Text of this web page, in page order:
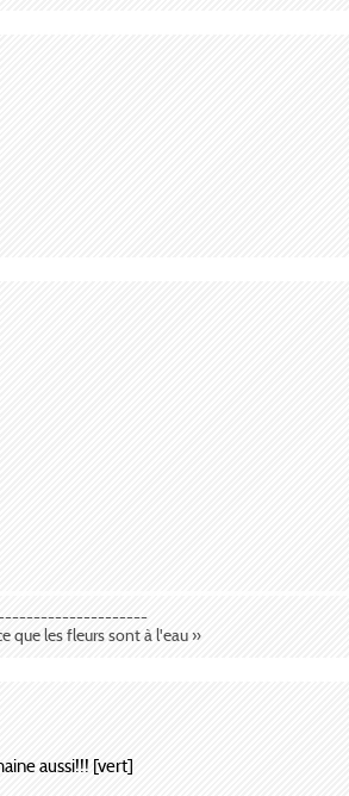
que les fleurs sont à l'eau »
aussi!!! [vert]